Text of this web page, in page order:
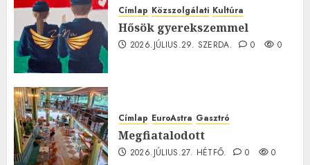
Címlap Közszolgálati Kultúra
Hősök gyerekszemmel
2026.JÚLIUS.29. SZERDA. 0 0
Címlap EuroAstra Gasztró
Megfiatalodott
2026.JÚLIUS.27. HÉTFŐ. 0 0